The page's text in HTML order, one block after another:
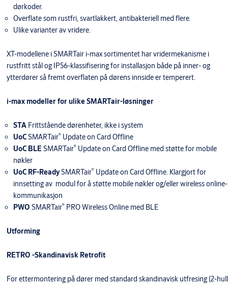
dørkoder.
Overflate som rustfri, svartlakkert, antibakteriell med flere.
Ulike varianter av vridere.
XT-modellene i SMARTair i-max sortimentet har vridermekanisme i
rustfritt stål og IP56-klassifisering for installasjon både på inner- og
ytterdører så fremt overflaten på dørens innside er temperert.
i-max modeller for ulike SMARTair-løsninger
STAFrittstående dørenheter, ikke i system
UoCSMARTair®Update on Card Offline
UoC BLE SMARTair®Update on Card Offline med støtte for mobile
nøkler
UoC RF-ReadySMARTair®Update on Card Offline. Klargjort for
innsetting av modul for å støtte mobile nøkler og/eller wireless online-
kommunikasjon
PWO SMARTair®PRO Wireless Online med BLE
Utforming
RETRO -Skandinavisk Retrofit
For ettermontering på dører med standard skandinavisk utfresing (2-hull